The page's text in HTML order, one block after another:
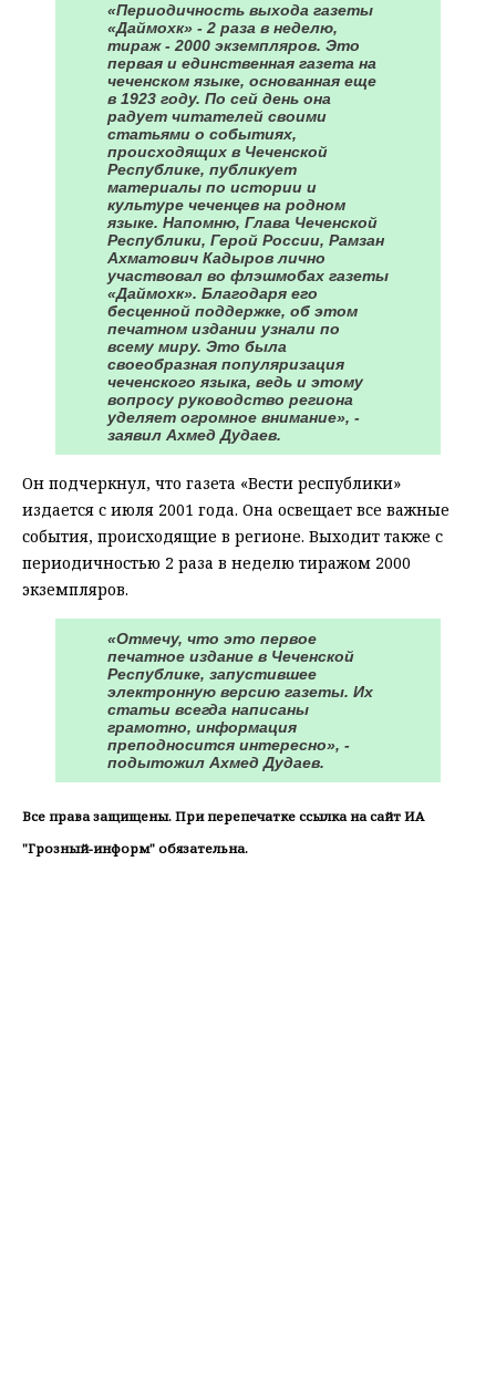
«Периодичность выхода газеты
«Даймохк» - 2 раза в неделю,
тираж - 2000 экземпляров. Это
первая и единственная газета на
чеченском языке, основанная еще
в 1923 году. По сей день она
радует читателей своими
статьями о событиях,
происходящих в Чеченской
Республике, публикует
материалы по истории и
культуре чеченцев на родном
языке. Напомню, Глава Чеченской
Республики, Герой России, Рамзан
Ахматович Кадыров лично
участвовал во флэшмобах газеты
«Даймохк». Благодаря его
бесценной поддержке, об этом
печатном издании узнали по
всему миру. Это была
своеобразная популяризация
чеченского языка, ведь и этому
вопросу руководство региона
уделяет огромное внимание», -
заявил Ахмед Дудаев.
Он подчеркнул, что газета «Вести республики»
издается с июля 2001 года. Она освещает все важные
события, происходящие в регионе. Выходит также с
периодичностью 2 раза в неделю тиражом 2000
экземпляров.
«Отмечу, что это первое
печатное издание в Чеченской
Республике, запустившее
электронную версию газеты. Их
статьи всегда написаны
грамотно, информация
преподносится интересно», -
подытожил Ахмед Дудаев.
Все права защищены. При перепечатке ссылка на сайт ИА
"Грозный-информ" обязательна.